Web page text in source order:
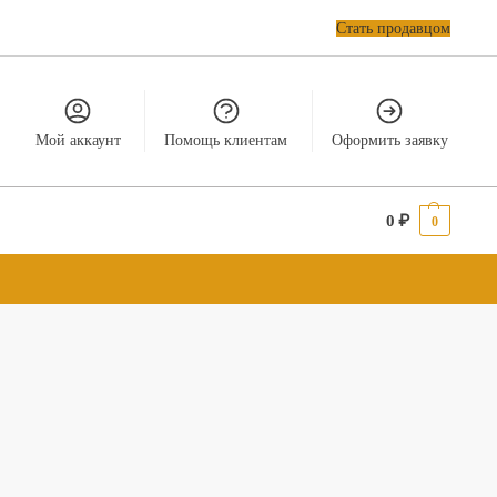
Стать продавцом
Мой аккаунт Помощь клиентам Оформить заявку
0₽ 0